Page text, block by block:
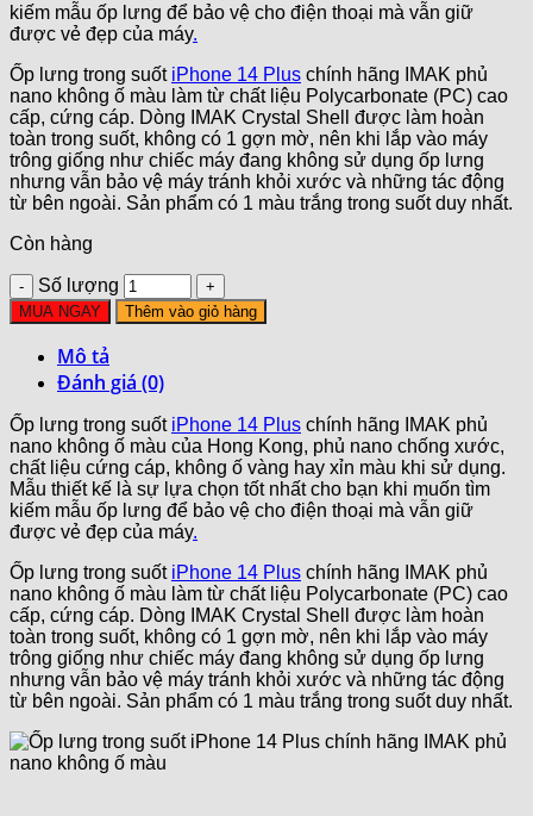
kiếm mẫu ốp lưng để bảo vệ cho điện thoại mà vẫn giữ
được vẻ đẹp của máy.
Ốp lưng trong suốt iPhone 14 Plus chính hãng IMAK phủ
nano không ố màu làm từ chất liệu Polycarbonate (PC) cao
cấp, cứng cáp. Dòng IMAK Crystal Shell được làm hoàn
toàn trong suốt, không có 1 gợn mờ, nên khi lắp vào máy
trông giống như chiếc máy đang không sử dụng ốp lưng
nhưng vẫn bảo vệ máy tránh khỏi xước và những tác động
từ bên ngoài. Sản phẩm có 1 màu trắng trong suốt duy nhất.
Còn hàng
Số lượng
MUA NGAY Thêm vào giỏ hàng
Mô tả
Đánh giá (0)
Ốp lưng trong suốt iPhone 14 Plus chính hãng IMAK phủ
nano không ố màu của Hong Kong, phủ nano chống xước,
chất liệu cứng cáp, không ố vàng hay xỉn màu khi sử dụng.
Mẫu thiết kế là sự lựa chọn tốt nhất cho bạn khi muốn tìm
kiếm mẫu ốp lưng để bảo vệ cho điện thoại mà vẫn giữ
được vẻ đẹp của máy.
Ốp lưng trong suốt iPhone 14 Plus chính hãng IMAK phủ
nano không ố màu làm từ chất liệu Polycarbonate (PC) cao
cấp, cứng cáp. Dòng IMAK Crystal Shell được làm hoàn
toàn trong suốt, không có 1 gợn mờ, nên khi lắp vào máy
trông giống như chiếc máy đang không sử dụng ốp lưng
nhưng vẫn bảo vệ máy tránh khỏi xước và những tác động
từ bên ngoài. Sản phẩm có 1 màu trắng trong suốt duy nhất.